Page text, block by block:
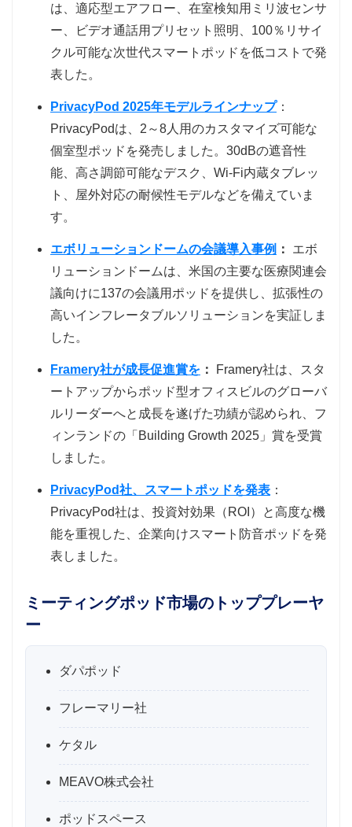
は、適応型エアフロー、在室検知用ミリ波センサ
ー、ビデオ通話用プリセット照明、100％リサイ
クル可能な次世代スマートポッドを低コストで発
表した。
PrivacyPod 2025年モデルラインナップ：
PrivacyPodは、2～8人用のカスタマイズ可能な
個室型ポッドを発売しました。30dBの遮音性
能、高さ調節可能なデスク、Wi-Fi内蔵タブレッ
ト、屋外対応の耐候性モデルなどを備えていま
す。
エボリューションドームの会議導入事例 ： エボ
リューションドームは、米国の主要な医療関連会
議向けに137の会議用ポッドを提供し、拡張性の
高いインフレータブルソリューションを実証しま
した。
Framery社が成長促進賞を ：
Framery社は、スタ
ートアップからポッド型オフィスビルのグローバ
ルリーダーへと成長を遂げた功績が認められ、フ
ィンランドの「Building Growth 2025」賞を受賞
しました。
PrivacyPod社、スマートポッドを発表 ：
PrivacyPod社は、投資対効果（ROI）と高度な機
能を重視した、企業向けスマート防音ポッドを発
表しました。
ミーティングポッド市場のトッププレーヤ
ー
ダパポッド
フレーマリー社
ケタル
MEAVO株式会社
ポッドスペース